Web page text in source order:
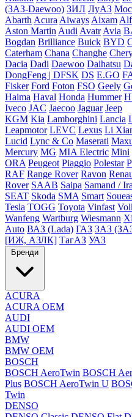
(ЗАЗ-Daewoo) ЗИЛ ЛуАЗ
Abarth Acura Aiways Aixam
Aston Martin Audi Avatr Avia
Bogdan Brilliance Buick BYD
Caterham Chana Changhe
Dacia Dadi Daewoo Daihatsu
DongFeng | DFSK DS E.GO
Fisker Ford Foton FSO Geely
Haima Haval Honda Hummer
Iveco JAC Jaecoo Jaguar Jeep
KGM Kia Lamborghini Lancia
Leapmotor LEVC Lexus Li
Lucid Lync & Co Maserati
Mercury MG MIA Electric Mini
ORA Peugeot Piaggio Polestar
RAF Range Rover Ravon
Rover SAAB Saipa Samand /
SEAT Skoda SMA Smart
Tesla TOGG Toyota Vinfast
Wanfeng Wartburg Wiesmann
Auto ВАЗ (Lada) ГАЗ ЗАЗ
[ИЖ, АЗЛК] ТагАЗ УАЗ
Бренди
ACURA
ACURA OEM
AUDI
AUDI OEM
BMW
BMW OEM
BOSCH
BOSCH AeroTwin BOSCH
Plus BOSCH AeroTwin U
Twin
DENSO